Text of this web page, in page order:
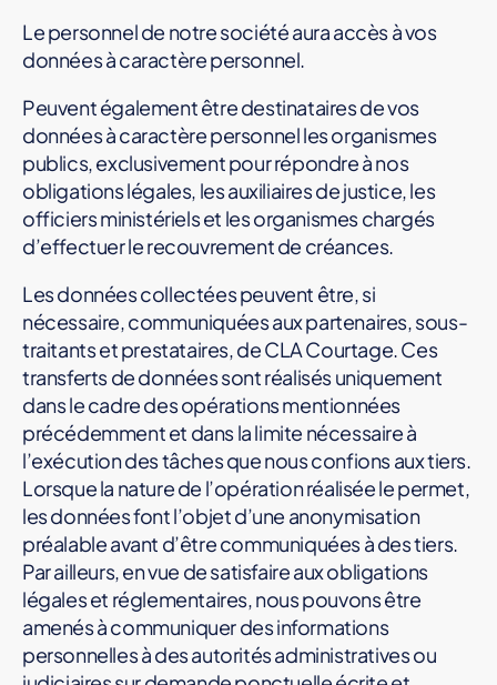
Le personnel de notre société aura accès à vos
données à caractère personnel.
Peuvent également être destinataires de vos
données à caractère personnel les organismes
publics, exclusivement pour répondre à nos
obligations légales, les auxiliaires de justice, les
officiers ministériels et les organismes chargés
d’effectuer le recouvrement de créances.
Les données collectées peuvent être, si
nécessaire, communiquées aux partenaires, sous-
traitants et prestataires, de CLA Courtage. Ces
transferts de données sont réalisés uniquement
dans le cadre des opérations mentionnées
précédemment et dans la limite nécessaire à
l’exécution des tâches que nous confions aux tiers.
Lorsque la nature de l’opération réalisée le permet,
les données font l’objet d’une anonymisation
préalable avant d’être communiquées à des tiers.
Par ailleurs, en vue de satisfaire aux obligations
légales et réglementaires, nous pouvons être
amenés à communiquer des informations
personnelles à des autorités administratives ou